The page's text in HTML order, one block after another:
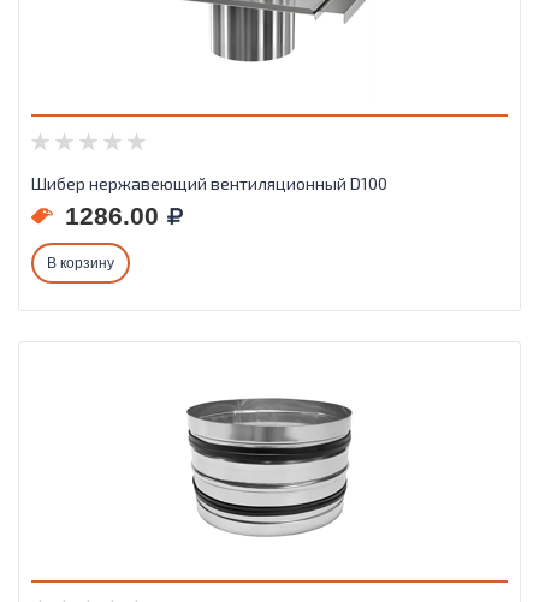
Шибер нержавеющий вентиляционный D100
1286.00
В корзину